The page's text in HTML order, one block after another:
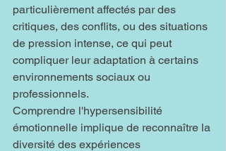
particulièrement affectés par des
critiques, des conflits, ou des situations
de pression intense, ce qui peut
compliquer leur adaptation à certains
environnements sociaux ou
professionnels.
Comprendre l'hypersensibilité
émotionnelle implique de reconnaître la
diversité des expériences